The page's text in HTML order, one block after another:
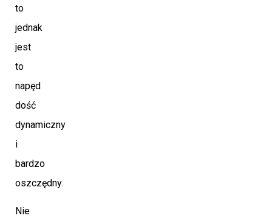
to
jednak
jest
to
napęd
dość
dynamiczny
i
bardzo
oszczędny.
Nie